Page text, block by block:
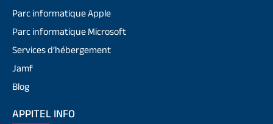
Parc informatique Apple
Parc informatique Microsoft
Services d’hébergement
Jamf
Blog
APPITEL INFO